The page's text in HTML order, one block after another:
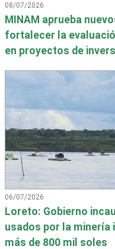
08/07/2026
MINAM aprueba
fortalecer la
en proyectos de
06/07/2026
Loreto: Gobierno
usados por la minería
más de 800 mil soles